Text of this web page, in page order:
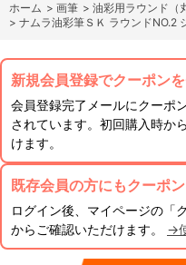
ホーム > 画筆 > 油彩用ラウンド（
> ナムラ油彩筆ＳＫ ラウンドNO.2
新規会員登録でクーポンを
会員登録完了メールにクーポ
されています。初回購入時か
けます。
既存会員の方にもクーポ
ログイン後、マイページの「
からご確認いただけます。 →